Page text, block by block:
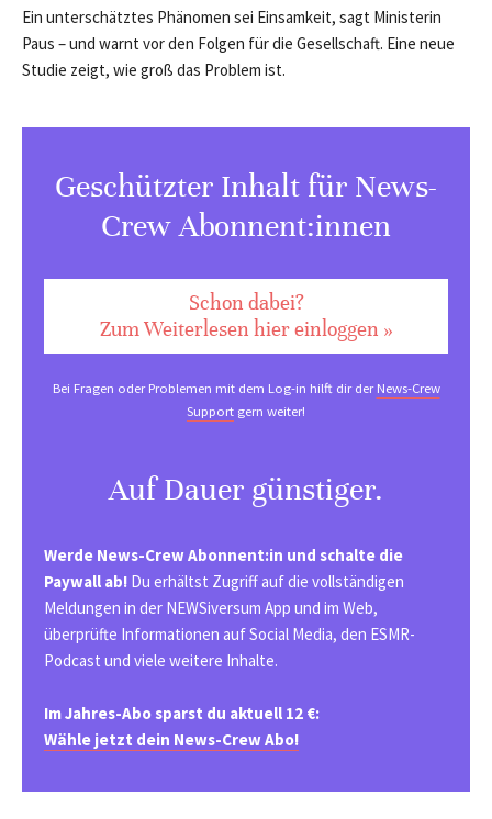
Ein unterschätztes Phänomen sei Einsamkeit, sagt Ministerin
Paus – und warnt vor den Folgen für die Gesellschaft. Eine neue
Studie zeigt, wie groß das Problem ist.
Geschützter Inhalt für News-
Crew Abonnent:innen
Schon dabei?
Zum Weiterlesen hier einloggen »
Bei Fragen oder Problemen mit dem Log-in hilft dir derNews-Crew
Support gern weiter!
Auf Dauer günstiger.
Werde News-Crew Abonnent:in und schalte die
Paywall ab! Du erhältst Zugriff auf die vollständigen
Meldungen in der NEWSiversum App und im Web,
überprüfte Informationen auf Social Media, den ESMR-
Podcast und viele weitere Inhalte.
Im Jahres-Abo sparst du aktuell 12 €:
Wähle jetzt dein News-Crew Abo!